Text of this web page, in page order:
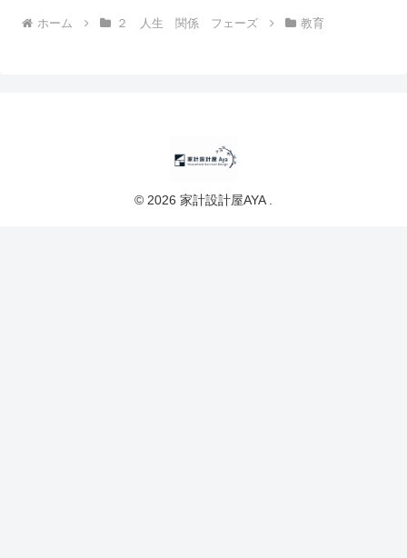
ホーム ２ 人生 関係 フェーズ 教育
© 2026 家計設計屋AYA .